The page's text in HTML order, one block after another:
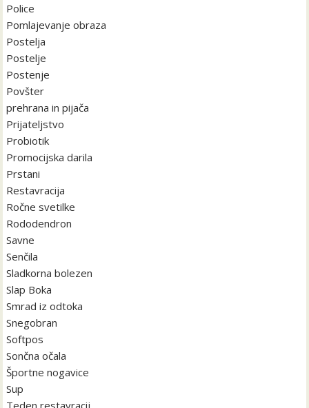
Police
Pomlajevanje obraza
Postelja
Postelje
Postenje
Povšter
prehrana in pijača
Prijateljstvo
Probiotik
Promocijska darila
Prstani
Restavracija
Ročne svetilke
Rododendron
Savne
Senčila
Sladkorna bolezen
Slap Boka
Smrad iz odtoka
Snegobran
Softpos
Sončna očala
Športne nogavice
Sup